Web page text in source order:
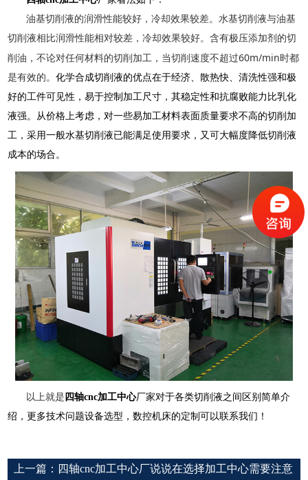
油基切削液的润滑性能较好，冷却效果较差。水基切削液与油基
切削液相比润滑性能相对较差，冷却效果较好。含有极压添加剂的切
削油，不论对任何材料的切削加工，当切削速度不超过60m/min时都
是有效的。化学合成切削液的优点在于经济、散热快、清洗性强和极
好的工件可见性，易于控制加工尺寸，其稳定性和抗腐败能力比乳化
液强。从价格上考虑，对一些易加工材料表面质量要求不高的切削加
工，采用一般水基切削液已能满足使用要求，又可大幅度降低切削液
成本的场合。
以上就是 四轴cnc加工中心厂家对于各类切削液之间区别简单介
绍，更多技术问题设备选型，数控机床的定制可以联系我们！
上一篇： 四轴cnc加工中心厂说说在选择加工中心需要注意